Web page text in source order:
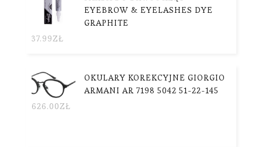
EYEBROW & EYELASHES DYE
GRAPHITE
37.99ZŁ
OKULARY KOREKCYJNE GIORGIO
ARMANI AR 7198 5042 51-22-145
626.00ZŁ